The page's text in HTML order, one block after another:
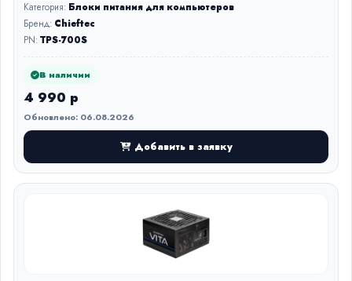
Категория: Блоки питания для компьютеров
Бренд: Chieftec
PN:TPS-700S
В наличии
4 990 р
Обновлено: 06.08.2026
Добавить в заявку